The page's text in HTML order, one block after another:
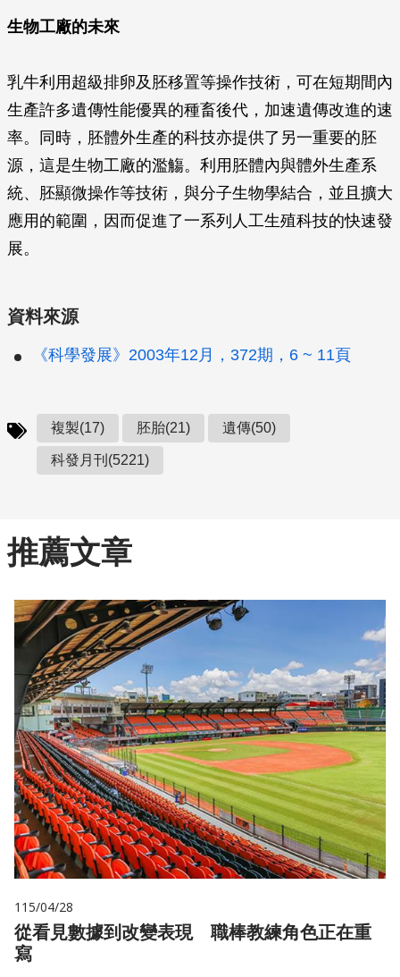
生物工廠的未來
乳牛利用超級排卵及胚移置等操作技術，可在短期間內
生產許多遺傳性能優異的種畜後代，加速遺傳改進的速
率。同時，胚體外生產的科技亦提供了另一重要的胚
源，這是生物工廠的濫觴。利用胚體內與體外生產系
統、胚顯微操作等技術，與分子生物學結合，並且擴大
應用的範圍，因而促進了一系列人工生殖科技的快速發
展。
資料來源
《科學發展》2003年12月，372期，6 ~ 11頁
複製(17) 胚胎(21) 遺傳(50)
科發月刊(5221)
推薦文章
115/04/28
從看見數據到改變表現 職棒教練角色正在重
寫